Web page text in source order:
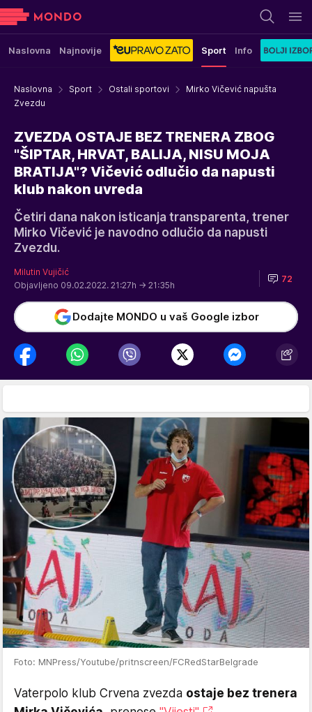
Naslovna Najnovije Sport Info
Naslovna Sport Ostali sportovi
Mirko Vičević napušta
Zvezdu
ZVEZDA OSTAJE BEZ TRENERA ZBOG
"ŠIPTAR, HRVAT, BALIJA, NISU MOJA
BRATIJA"? Vičević odlučio da napusti
klub nakon uvreda
Četiri dana nakon isticanja transparenta, trener
Mirko Vičević je navodno odlučio da napusti
Zvezdu.
Milutin Vujičić
Objavljeno 09.02.2022. 21:27h → 21:35h
72
Dodajte MONDO u vaš Google izbor
Foto: MNPress/Youtube/pritnscreen/FCRedStarBelgrade
Vaterpolo klub Crvena zvezda ostaje bez trenera